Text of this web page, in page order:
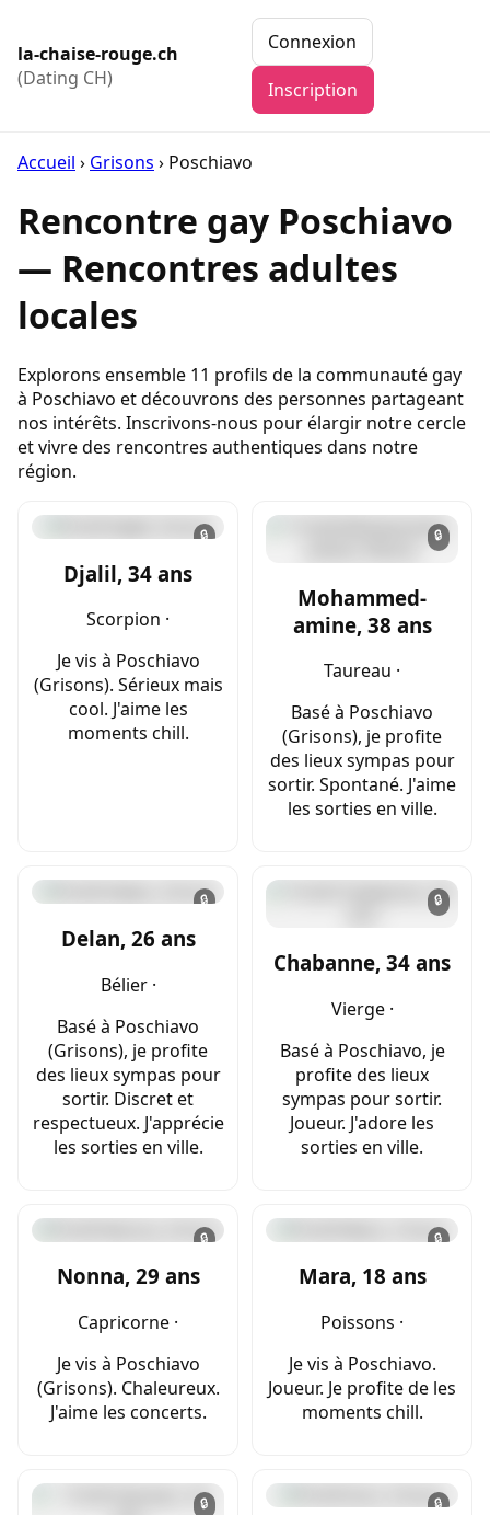
la-chaise-rouge.ch
(Dating CH)
Connexion
Inscription
Accueil › Grisons › Poschiavo
Rencontre gay Poschiavo
— Rencontres adultes
locales
Explorons ensemble 11 profils de la communauté gay
à Poschiavo et découvrons des personnes partageant
nos intérêts. Inscrivons-nous pour élargir notre cercle
et vivre des rencontres authentiques dans notre
région.
🔒
Djalil, 34 ans
Scorpion ·
Je vis à Poschiavo
(Grisons). Sérieux mais
cool. J'aime les
moments chill.
🔒
Mohammed-
amine, 38 ans
Taureau ·
Basé à Poschiavo
(Grisons), je profite
des lieux sympas pour
sortir. Spontané. J'aime
les sorties en ville.
🔒
Delan, 26 ans
Bélier ·
Basé à Poschiavo
(Grisons), je profite
des lieux sympas pour
sortir. Discret et
respectueux. J'apprécie
les sorties en ville.
🔒
Chabanne, 34 ans
Vierge ·
Basé à Poschiavo, je
profite des lieux
sympas pour sortir.
Joueur. J'adore les
sorties en ville.
🔒
Nonna, 29 ans
Capricorne ·
Je vis à Poschiavo
(Grisons). Chaleureux.
J'aime les concerts.
🔒
Mara, 18 ans
Poissons ·
Je vis à Poschiavo.
Joueur. Je profite de les
moments chill.
🔒 🔒